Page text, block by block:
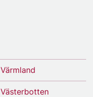
Värmland
Västerbotten